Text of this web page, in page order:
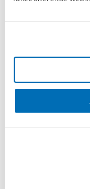
Uitdeuk